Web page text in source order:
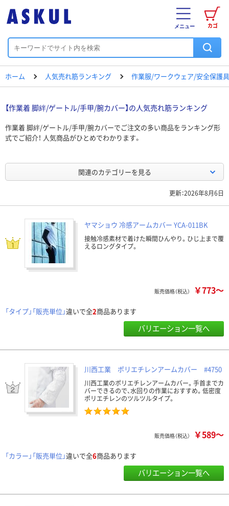
カゴ
メニュー
ホーム 人気売れ筋ランキング 作業服/ワークウェア/安全保護
【作業着 脚絆/ゲートル/手甲/腕カバー】の人気売れ筋ランキング
作業着 脚絆/ゲートル/手甲/腕カバーでご注文の多い商品をランキング形
式でご紹介！ 人気商品がひとめでわかります。
関連のカテゴリーを見る
更新：2026年8月6日
ヤマショウ 冷感アームカバー YCA-011BK
接触冷感素材で着けた瞬間ひんやり。ひじ上まで覆
えるロングタイプ。
販売価格（税込） ￥773～
「タイプ」「販売単位」違いで全2商品あります
バリエーション一覧へ
川西工業 ポリエチレンアームカバー #4750
川西工業のポリエチレンアームカバー。手首までカ
バーできるので、水回りの作業におすすめ。低密度
ポリエチレンのツルツルタイプ。
販売価格（税込） ￥589～
「カラー」「販売単位」違いで全6商品あります
バリエーション一覧へ